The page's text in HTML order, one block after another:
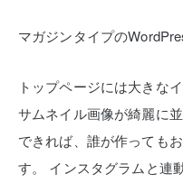
マガジンタイプの
トップページには大きな
サムネイル画像が綺麗に並
できれば、誰が作っても
す。
インスタグラムと連